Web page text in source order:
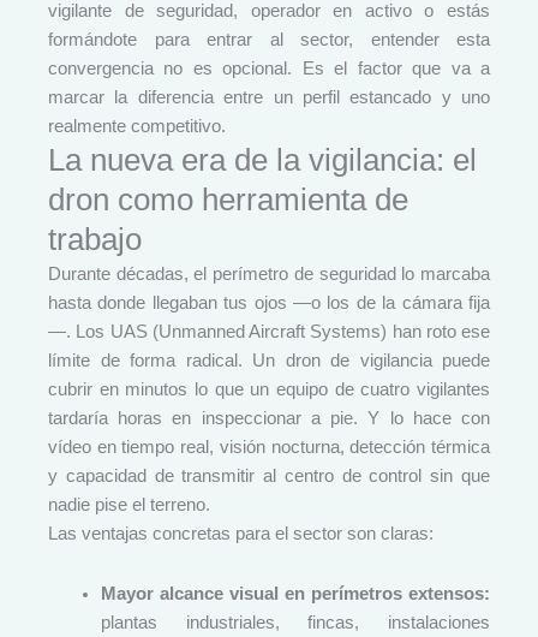
vigilante de seguridad, operador en activo o estás
formándote para entrar al sector, entender esta
convergencia no es opcional. Es el factor que va a
marcar la diferencia entre un perfil estancado y uno
realmente competitivo.
La nueva era de la vigilancia: el
dron como herramienta de
trabajo
Durante décadas, el perímetro de seguridad lo marcaba
hasta donde llegaban tus ojos —o los de la cámara fija
—. Los UAS (Unmanned Aircraft Systems) han roto ese
límite de forma radical. Un dron de vigilancia puede
cubrir en minutos lo que un equipo de cuatro vigilantes
tardaría horas en inspeccionar a pie. Y lo hace con
vídeo en tiempo real, visión nocturna, detección térmica
y capacidad de transmitir al centro de control sin que
nadie pise el terreno.
Las ventajas concretas para el sector son claras:
Mayor alcance visual en perímetros extensos:
plantas industriales, fincas, instalaciones